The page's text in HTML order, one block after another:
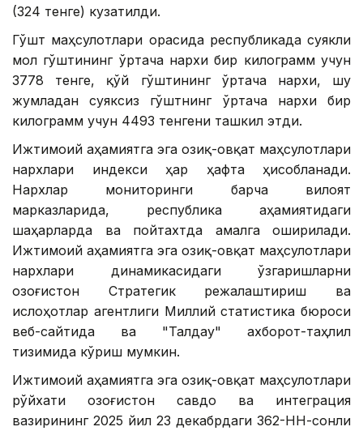
(324 тенге) кузатилди.
Гўшт маҳсулотлари орасида республикада суякли
мол гўштининг ўртача нархи бир килограмм учун
3778 тенге, қўй гўштининг ўртача нархи, шу
жумладан суяксиз гўштнинг ўртача нархи бир
килограмм учун 4493 тенгени ташкил этди.
Ижтимоий аҳамиятга эга озиқ-овқат маҳсулотлари
нархлари индекси ҳар ҳафта ҳисобланади.
Нархлар мониторинги барча вилоят
марказларида, республика аҳамиятидаги
шаҳарларда ва пойтахтда амалга оширилади.
Ижтимоий аҳамиятга эга озиқ-овқат маҳсулотлари
нархлари динамикасидаги ўзгаришларни
Қозоғистон Стратегик режалаштириш ва
ислоҳотлар агентлиги Миллий статистика бюроси
веб-сайтида ва "Талдау" ахборот-таҳлил
тизимида кўриш мумкин.
Ижтимоий аҳамиятга эга озиқ-овқат маҳсулотлари
рўйхати Қозоғистон савдо ва интеграция
вазирининг 2025 йил 23 декабрдаги 362-НН-сонли